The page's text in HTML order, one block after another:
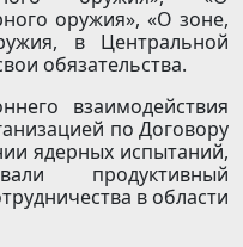
оружия», «О зоне,
в Центральной
обязательства.
взаимодействия
по Договору
ядерных испытаний,
продуктивный
в области